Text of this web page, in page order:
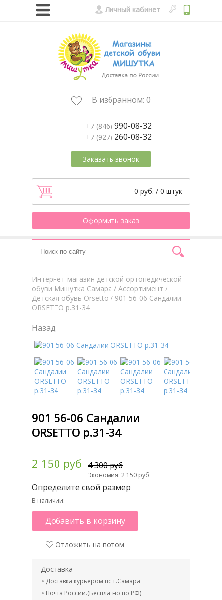
Личный кабинет
В избранном: 0
+7 (846) 990-08-32
+7 (927) 260-08-32
Заказать звонок
0 руб. / 0 штук
Оформить заказ
Интернет-магазин детской ортопедической
обуви Мишутка Самара / Aссортимент /
Детская обувь Orsetto / 901 56-06 Сандалии
ORSETTO р.31-34
Назад
901 56-06 Сандалии
ORSETTO р.31-34
2 150 руб 4 300 руб
Экономия: 2 150 руб
Определите свой размер
В наличии:
Добавить в корзину
Отложить на потом
Доставка
Доставка курьером по г.Самара
Почта России.(Бесплатно по РФ)